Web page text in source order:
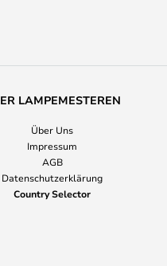
LAMPEMESTEREN
Über Uns
Impressum
AGB
Datenschutzerklärung
Country Selector